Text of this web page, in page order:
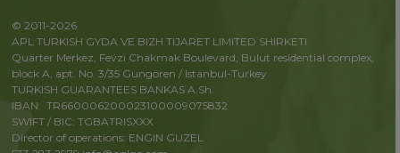
© 2011-2026
APL TURKISH GYDA VE BIZH TIJARET LIMITED SHIRKETI
Quarter Merkez, Fevzi Chakmak Boulevard, Bulut residential complex,
block A, apt. No. 3/35 Gungören / Istanbul-Turkey
TURKISH GUARANTEES BANKAS A.Sh.
IBAN: TR660006200023100009075832
SWIFT / BIC: TGBATRISXXX
Director of operations: ENGIN GUZEL